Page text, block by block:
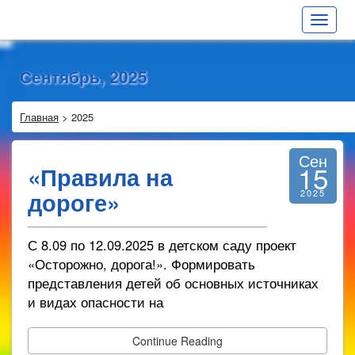
Toggle
Сентябрь, 2025
Главная > 2025
«Правила на
дороге»
Сен
15
2025
С 8.09 по 12.09.2025 в детском саду проект
«Осторожно, дорога!». Формировать
представления детей об основных источниках
и видах опасности на
Continue Reading